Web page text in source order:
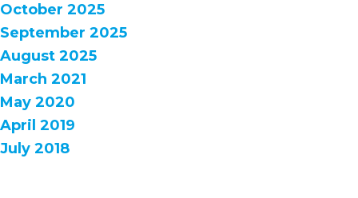
October 2025
September 2025
August 2025
March 2021
May 2020
April 2019
July 2018